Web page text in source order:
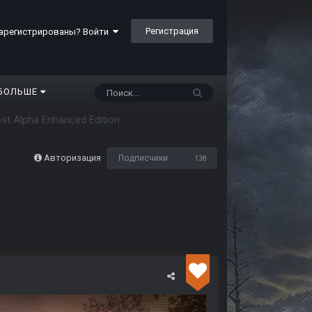
Войти Регистрация
Alpha Enhanced Edition
Авторизация Подписчики 138